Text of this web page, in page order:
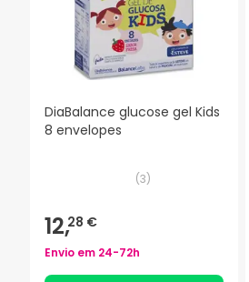
DiaBalance glucose gel Kids
8 envelopes
(3)
12,28 €
Envio em 24-72h